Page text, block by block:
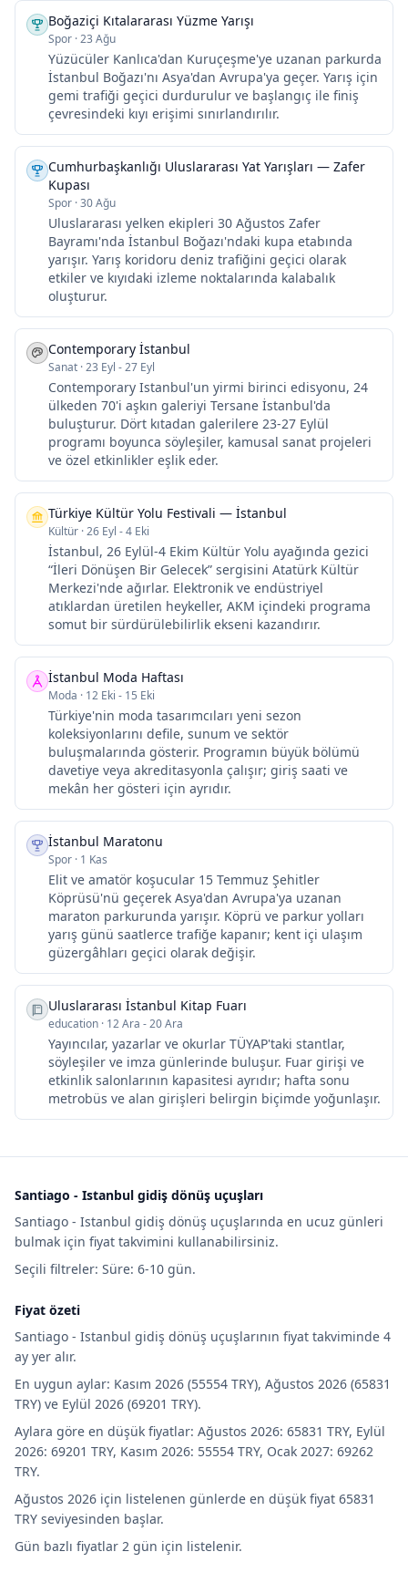
Boğaziçi Kıtalararası Yüzme Yarışı
Spor ·23 Ağu
Yüzücüler Kanlıca'dan Kuruçeşme'ye uzanan parkurda
İstanbul Boğazı'nı Asya'dan Avrupa'ya geçer. Yarış için
gemi trafiği geçici durdurulur ve başlangıç ile finiş
çevresindeki kıyı erişimi sınırlandırılır.
Cumhurbaşkanlığı Uluslararası Yat Yarışları — Zafer
Kupası
Spor ·30 Ağu
Uluslararası yelken ekipleri 30 Ağustos Zafer
Bayramı'nda İstanbul Boğazı'ndaki kupa etabında
yarışır. Yarış koridoru deniz trafiğini geçici olarak
etkiler ve kıyıdaki izleme noktalarında kalabalık
oluşturur.
Contemporary İstanbul
Sanat ·23 Eyl - 27 Eyl
Contemporary Istanbul'un yirmi birinci edisyonu, 24
ülkeden 70'i aşkın galeriyi Tersane İstanbul'da
buluşturur. Dört kıtadan galerilere 23-27 Eylül
programı boyunca söyleşiler, kamusal sanat projeleri
ve özel etkinlikler eşlik eder.
Türkiye Kültür Yolu Festivali — İstanbul
Kültür ·26 Eyl - 4 Eki
İstanbul, 26 Eylül-4 Ekim Kültür Yolu ayağında gezici
“İleri Dönüşen Bir Gelecek” sergisini Atatürk Kültür
Merkezi'nde ağırlar. Elektronik ve endüstriyel
atıklardan üretilen heykeller, AKM içindeki programa
somut bir sürdürülebilirlik ekseni kazandırır.
İstanbul Moda Haftası
Moda · 12 Eki - 15 Eki
Türkiye'nin moda tasarımcıları yeni sezon
koleksiyonlarını defile, sunum ve sektör
buluşmalarında gösterir. Programın büyük bölümü
davetiye veya akreditasyonla çalışır; giriş saati ve
mekân her gösteri için ayrıdır.
İstanbul Maratonu
Spor · 1 Kas
Elit ve amatör koşucular 15 Temmuz Şehitler
Köprüsü'nü geçerek Asya'dan Avrupa'ya uzanan
maraton parkurunda yarışır. Köprü ve parkur yolları
yarış günü saatlerce trafiğe kapanır; kent içi ulaşım
güzergâhları geçici olarak değişir.
Uluslararası İstanbul Kitap Fuarı
education · 12 Ara - 20 Ara
Yayıncılar, yazarlar ve okurlar TÜYAP'taki stantlar,
söyleşiler ve imza günlerinde buluşur. Fuar girişi ve
etkinlik salonlarının kapasitesi ayrıdır; hafta sonu
metrobüs ve alan girişleri belirgin biçimde yoğunlaşır.
Santiago - Istanbul gidiş dönüş uçuşları
Santiago - Istanbul gidiş dönüş uçuşlarında en ucuz günleri
bulmak için fiyat takvimini kullanabilirsiniz.
Seçili filtreler: Süre: 6-10 gün.
Fiyat özeti
Santiago - Istanbul gidiş dönüş uçuşlarının fiyat takviminde 4
ay yer alır.
En uygun aylar: Kasım 2026 (55554 TRY), Ağustos 2026 (65831
TRY) ve Eylül 2026 (69201 TRY).
Aylara göre en düşük fiyatlar: Ağustos 2026: 65831 TRY, Eylül
2026: 69201 TRY, Kasım 2026: 55554 TRY, Ocak 2027: 69262
TRY.
Ağustos 2026 için listelenen günlerde en düşük fiyat 65831
TRY seviyesinden başlar.
Gün bazlı fiyatlar 2 gün için listelenir.